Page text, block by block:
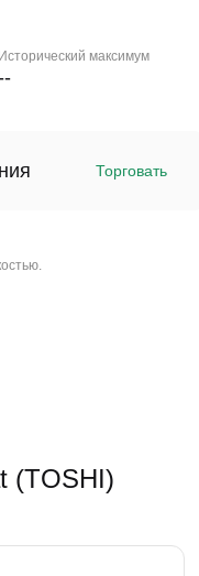
Исторический максимум
Торговать
(TOSHI)